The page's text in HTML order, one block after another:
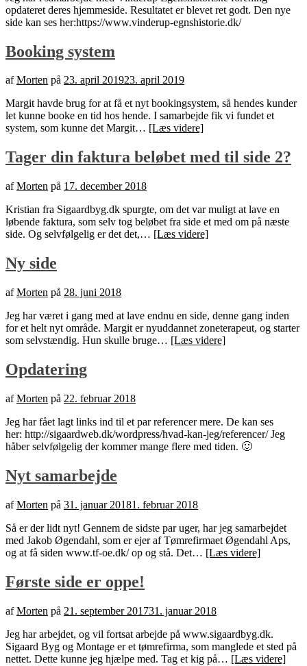
opdateret deres hjemmeside. Resultatet er blevet ret godt. Den nye
side kan ses her:https://www.vinderup-egnshistorie.dk/
Booking system
afMorten på 23. april 201923. april 2019
Margit havde brug for at få et nyt bookingsystem, så hendes kunder
let kunne booke en tid hos hende. I samarbejde fik vi fundet et
system, som kunne det Margit… [Læs videre]
Tager din faktura beløbet med til side 2?
afMorten på 17. december 2018
Kristian fra Sigaardbyg.dk spurgte, om det var muligt at lave en
løbende faktura, som selv tog beløbet fra side et med om på næste
side. Og selvfølgelig er det det,… [Læs videre]
Ny side
afMorten på 28. juni 2018
Jeg har været i gang med at lave endnu en side, denne gang inden
for et helt nyt område. Margit er nyuddannet zoneterapeut, og starter
som selvstændig. Hun skulle bruge… [Læs videre]
Opdatering
afMorten på 22. februar 2018
Jeg har fået lagt links ind til et par referencer mere. De kan ses
her: http://sigaardweb.dk/wordpress/hvad-kan-jeg/referencer/ Jeg
håber selvfølgelig der kommer mange flere med tiden. 🙂
Nyt samarbejde
afMorten på 31. januar 20181. februar 2018
Så er der lidt nyt! Gennem de sidste par uger, har jeg samarbejdet
med Jakob Øgendahl, som er ejer af Tømrefirmaet Øgendahl Aps,
og at få siden www.tf-oe.dk/ op og stå. Det… [Læs videre]
Første side er oppe!
afMorten på 21. september 201731. januar 2018
Jeg har arbejdet, og vil fortsat arbejde på www.sigaardbyg.dk.
Sigaard Byg og Montage er et tømrefirma, som manglede et sted på
nettet. Dette kunne jeg hjælpe med. Tag et kig på… [Læs videre]